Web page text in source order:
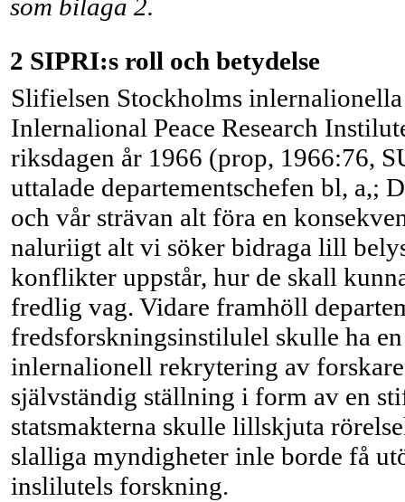
som bilaga 2.
2 SIPRI:s roll och betydelse
Slifielsen Stockholms
Inlernalional Peace Research
riksdagen år 1966 (prop, 1966:76,
uttalade departementschefen bl, a,;
och vår strävan alt föra en
naluriigt alt vi söker bidraga lill
konflikter uppstår, hur de skall
fredlig vag. Vidare framhöll
fredsforskningsinstilulel skulle ha
inlernalionell rekrytering av
självständig ställning i form av en
statsmakterna skulle lillskjuta
slalliga myndigheter inle borde få
inslilutels forskning.